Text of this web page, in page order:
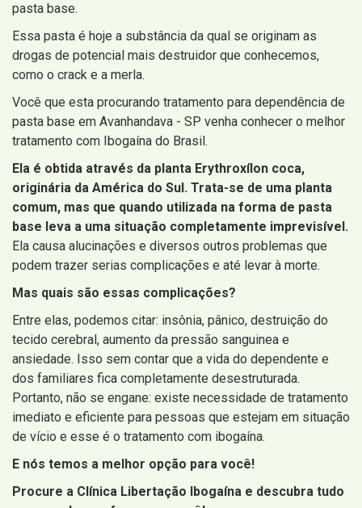
pasta base.
Essa pasta é hoje a substância da qual se originam as
drogas de potencial mais destruidor que conhecemos,
como o crack e a merla.
Você que esta procurando tratamento para dependência de
pasta base em Avanhandava - SP venha conhecer o melhor
tratamento com Ibogaína do Brasil.
Ela é obtida através da planta Erythroxílon coca,
originária da América do Sul. Trata-se de uma planta
comum, mas que quando utilizada na forma de pasta
base leva a uma situação completamente imprevisível.
Ela causa alucinações e diversos outros problemas que
podem trazer serias complicações e até levar à morte.
Mas quais são essas complicações?
Entre elas, podemos citar: insônia, pânico, destruição do
tecido cerebral, aumento da pressão sanguinea e
ansiedade. Isso sem contar que a vida do dependente e
dos familiares fica completamente desestruturada.
Portanto, não se engane: existe necessidade de tratamento
imediato e eficiente para pessoas que estejam em situação
de vício e esse é o tratamento com ibogaína.
E nós temos a melhor opção para você!
Procure a Clínica Libertação Ibogaína e descubra tudo